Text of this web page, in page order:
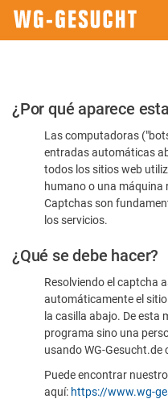
Por
favor,
confirme
humano
¿Por qué aparece
Las computadoras
entradas automáticas
todos los sitios web
humano o una máquina
Captchas son
los servicios.
¿Qué se debe hacer?
Resolviendo el captcha
automáticamente el
la casilla abajo. De esta
programa sino una
usando WG-Gesucht.de
Puede encontrar
aquí: https://www.wg-